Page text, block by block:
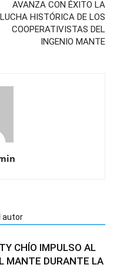
AVANZA CON ÉXITO LA
LUCHA HISTÓRICA DE LOS
COOPERATIVISTAS DEL
INGENIO MANTE
autor
CHÍO IMPULSO AL
MANTE DURANTE LA